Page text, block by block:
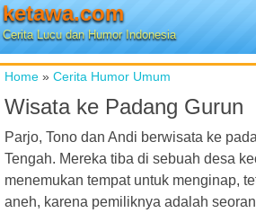
ketawa.com
Cerita Lucu dan Humor Indonesia
Home » Cerita Humor Umum
Wisata ke Padang Gurun
Parjo, Tono dan Andi berwisata ke
Tengah. Mereka tiba di sebuah desa
menemukan tempat untuk menginap,
aneh, karena pemiliknya adalah